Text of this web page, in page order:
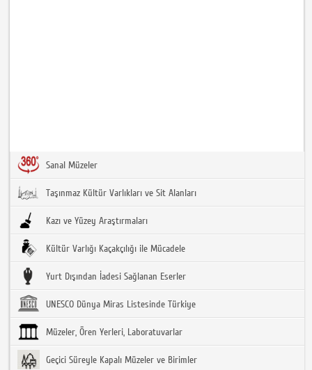
Sanal Müzeler
Taşınmaz Kültür Varlıkları ve Sit Alanları
Kazı ve Yüzey Araştırmaları
Kültür Varlığı Kaçakçılığı ile Mücadele
Yurt Dışından İadesi Sağlanan Eserler
UNESCO Dünya Miras Listesinde Türkiye
Müzeler, Ören Yerleri, Laboratuvarlar
Geçici Süreyle Kapalı Müzeler ve Birimler